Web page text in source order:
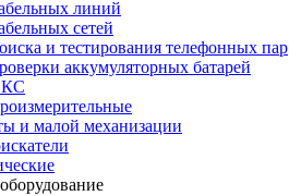
линий
сетей
и тестирования телефонных пар
аккумуляторных батарей
и малой механизации